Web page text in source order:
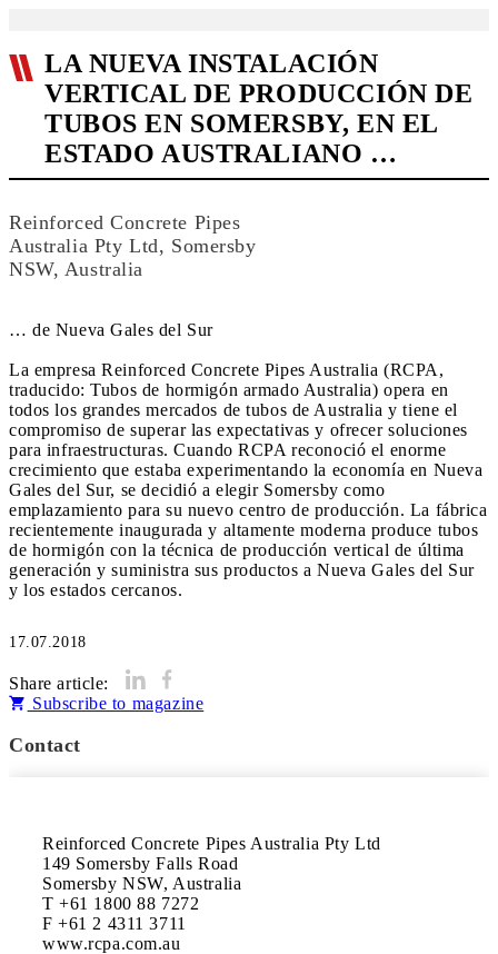
LA NUEVA INSTALACIÓN
VERTICAL DE PRODUCCIÓN DE
TUBOS EN SOMERSBY, EN EL
ESTADO AUSTRALIANO …
Reinforced Concrete Pipes
Australia Pty Ltd, Somersby
NSW, Australia
… de Nueva Gales del Sur
La empresa Reinforced Concrete Pipes Australia (RCPA,
traducido: Tubos de hormigón armado Australia) opera en
todos los grandes mercados de tubos de Australia y tiene el
compromiso de superar las expectativas y ofrecer soluciones
para infraestructuras. Cuando RCPA reconoció el enorme
crecimiento que estaba experimentando la economía en Nueva
Gales del Sur, se decidió a elegir Somersby como
emplazamiento para su nuevo centro de producción. La fábrica
recientemente inaugurada y altamente moderna produce tubos
de hormigón con la técnica de producción vertical de última
generación y suministra sus productos a Nueva Gales del Sur
y los estados cercanos.
17.07.2018
Share article:
Subscribe to magazine
Contact
Reinforced Concrete Pipes Australia Pty Ltd
149 Somersby Falls Road
Somersby NSW, Australia
T +61 1800 88 7272
F +61 2 4311 3711
www.rcpa.com.au